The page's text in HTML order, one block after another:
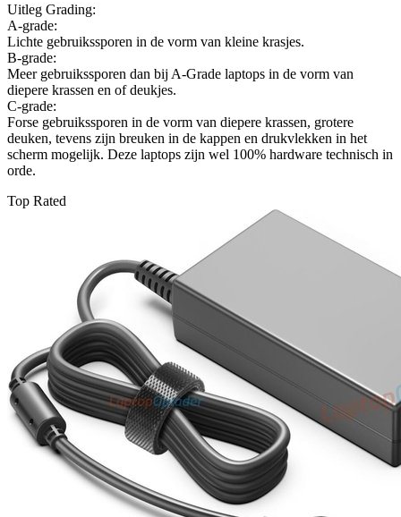
ram-
120gb-
ssd-
13-
inch-
a-
grade
aantal
Uitleg Grading:
A-grade:
Lichte gebruikssporen in de vorm van kleine krasjes.
B-grade:
Meer gebruikssporen dan bij A-Grade laptops in de vorm van
diepere krassen en of deukjes.
C-grade:
Forse gebruikssporen in de vorm van diepere krassen, grotere
deuken, tevens zijn breuken in de kappen en drukvlekken in het
scherm mogelijk. Deze laptops zijn wel 100% hardware technisch in
orde.
Top Rated